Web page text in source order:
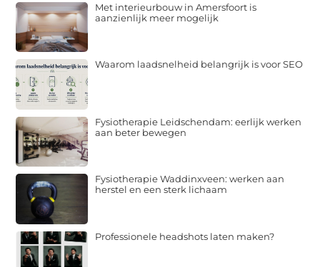
Met interieurbouw in Amersfoort is
aanzienlijk meer mogelijk
Waarom laadsnelheid belangrijk is voor SEO
Fysiotherapie Leidschendam: eerlijk werken
aan beter bewegen
Fysiotherapie Waddinxveen: werken aan
herstel en een sterk lichaam
Professionele headshots laten maken?